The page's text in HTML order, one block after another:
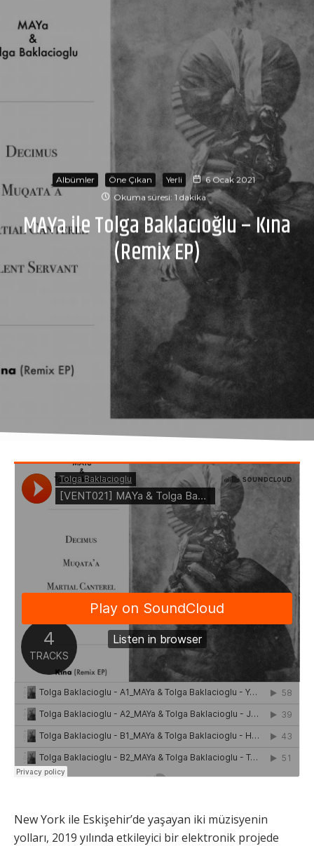
Albümler Öne Çıkan Yerli
6 Ocak 2021
Okuma süresi: 1 dakika
MAYa ile Tolga Baklacıoğlu – Kına
(Remix EP)
New York ile Eskişehir’de yaşayan iki müzisyenin
yolları, 2019 yılında etkileyici bir elektronik projede